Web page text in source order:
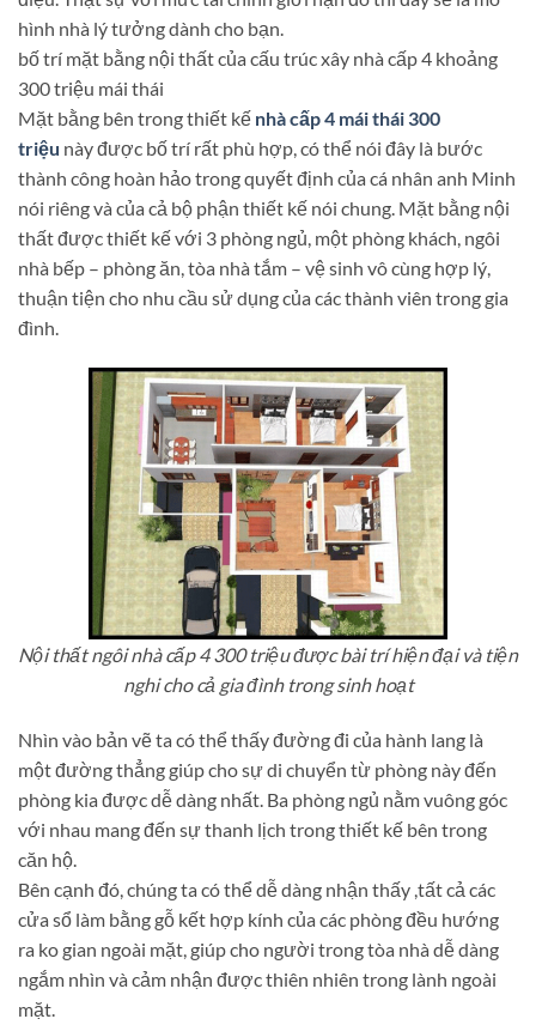
hình nhà lý tưởng dành cho bạn.
bố trí mặt bằng nội thất của cấu trúc xây nhà cấp 4 khoảng
300 triệu mái thái
Mặt bằng bên trong thiết kế nhà cấp 4 mái thái 300
triệu này được bố trí rất phù hợp, có thể nói đây là bước
thành công hoàn hảo trong quyết định của cá nhân anh Minh
nói riêng và của cả bộ phận thiết kế nói chung. Mặt bằng nội
thất được thiết kế với 3 phòng ngủ, một phòng khách, ngôi
nhà bếp – phòng ăn, tòa nhà tắm – vệ sinh vô cùng hợp lý,
thuận tiện cho nhu cầu sử dụng của các thành viên trong gia
đình.
Nội thất ngôi nhà cấp 4 300 triệu được bài trí hiện đại và tiện
nghi cho cả gia đình trong sinh hoạt
Nhìn vào bản vẽ ta có thể thấy đường đi của hành lang là
một đường thẳng giúp cho sự di chuyển từ phòng này đến
phòng kia được dễ dàng nhất. Ba phòng ngủ nằm vuông góc
với nhau mang đến sự thanh lịch trong thiết kế bên trong
căn hộ.
Bên cạnh đó, chúng ta có thể dễ dàng nhận thấy ,tất cả các
cửa sổ làm bằng gỗ kết hợp kính của các phòng đều hướng
ra ko gian ngoài mặt, giúp cho người trong tòa nhà dễ dàng
ngắm nhìn và cảm nhận được thiên nhiên trong lành ngoài
mặt.